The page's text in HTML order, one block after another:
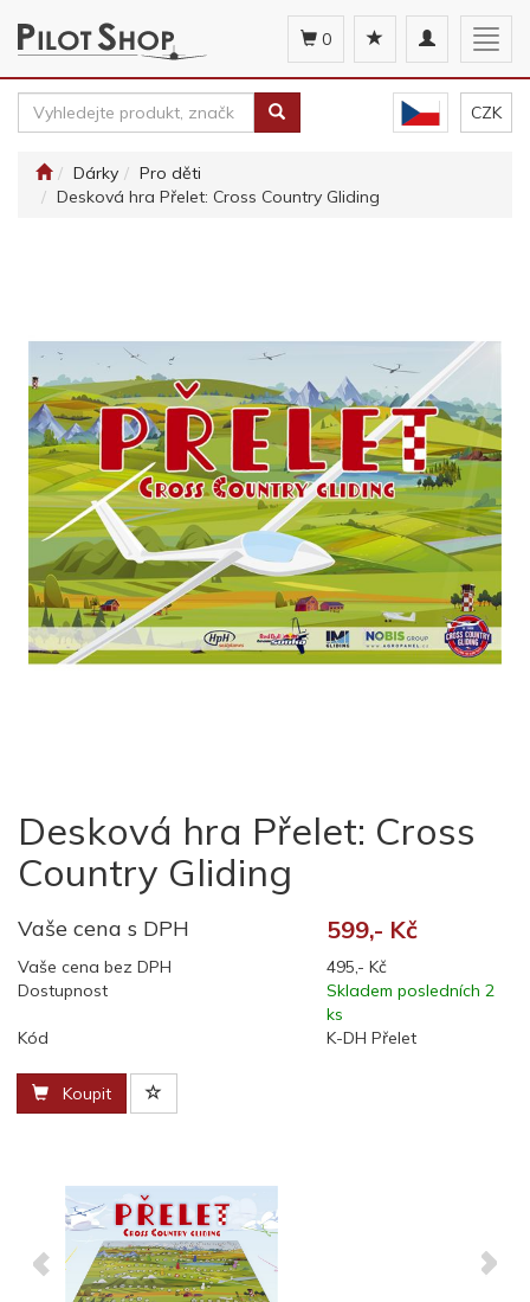
Toggle
navigation
0
CZK
Dárky
Pro děti
Desková hra Přelet: Cross Country Gliding
Desková hra Přelet: Cross
Country Gliding
Vaše cena s DPH 599,- Kč
Vaše cena bez DPH
495,- Kč
Dostupnost
Skladem posledních 2
ks
Kód
K-DH Přelet
Koupit